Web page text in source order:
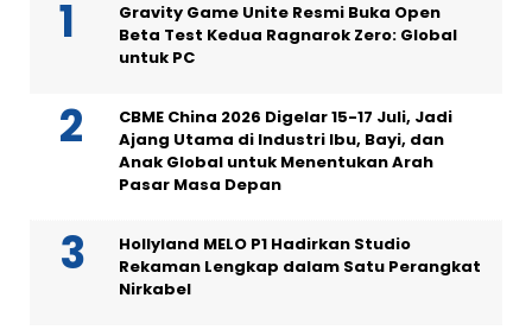
Gravity Game Unite Resmi Buka Open
Beta Test Kedua Ragnarok Zero: Global
untuk PC
CBME China 2026 Digelar 15-17 Juli, Jadi
Ajang Utama di Industri Ibu, Bayi, dan
Anak Global untuk Menentukan Arah
Pasar Masa Depan
Hollyland MELO P1 Hadirkan Studio
Rekaman Lengkap dalam Satu Perangkat
Nirkabel